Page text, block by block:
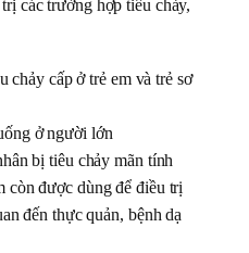
các trường hợp tiêu chảy,
cấp ở trẻ em và trẻ sơ
ở người lớn
bị tiêu chảy mãn tính
còn được dùng để điều trị
đến thực quản, bệnh dạ